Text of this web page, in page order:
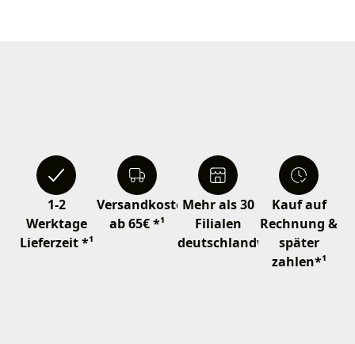
1-2
Werktage
Lieferzeit *¹
Versandkostenfrei
ab 65€ *¹
Mehr als 30
Filialen
deutschlandweit
Kauf auf
Rechnung &
später
zahlen*¹